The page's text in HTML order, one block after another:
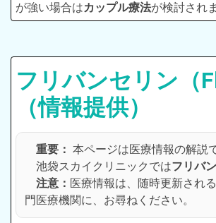
が強い場合はカップル療法が検討され
フリバンセリン（
（情報提供）
重要： 本ページは医療情報の解説
池袋スカイクリニックではフリバ
注意： 医療情報は、随時更新され
門医療機関に、お尋ねください。